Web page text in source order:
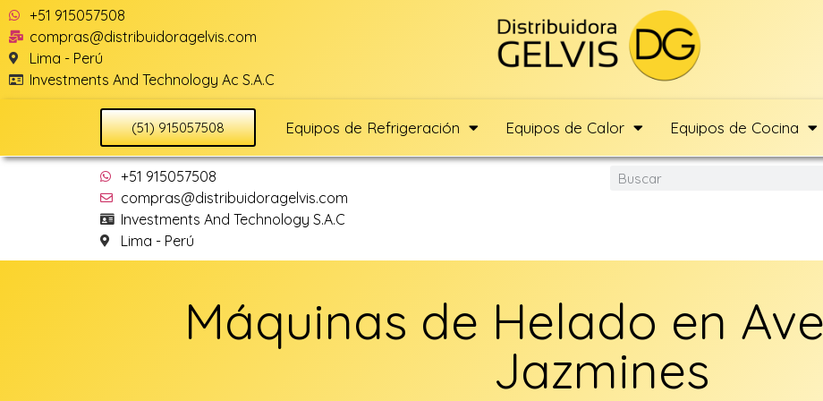
+51 915057508
compras@distribuidoragelvis.com
Lima - Perú
Investments And Technology Ac S.A.C
(51) 915057508 Equipos de Refrigeración Equipos de Calor Equipos de Cocina
+51 915057508
compras@distribuidoragelvis.com
Investments And Technology S.A.C
Lima - Perú
Máquinas de Helado en
Jazmines